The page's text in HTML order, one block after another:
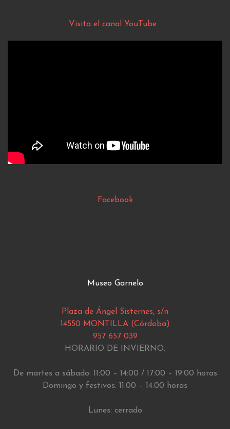
Visita el canal YouTube
Facebook
Museo Garnelo
Plaza de Ángel Sisternes, s/n
14550 MONTILLA (Córdoba)
957 657 039
HORARIO DE INVIERNO:
De martes a sábado: 11:00 – 14:00 / 17:00 – 19:00 horas
Domingo y festivos: 11:00 – 14:00 horas
Lunes: cerrado